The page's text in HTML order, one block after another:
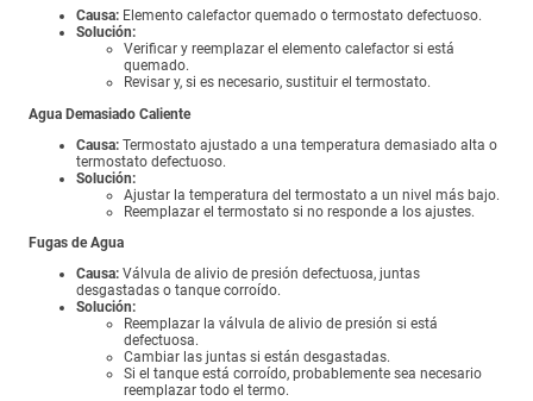
Causa: Elemento calefactor quemado o termostato defectuoso.
Solución:
Verificar y reemplazar el elemento calefactor si está
quemado.
Revisar y, si es necesario, sustituir el termostato.
Agua Demasiado Caliente
Causa: Termostato ajustado a una temperatura demasiado alta o
termostato defectuoso.
Solución:
Ajustar la temperatura del termostato a un nivel más bajo.
Reemplazar el termostato si no responde a los ajustes.
Fugas de Agua
Causa: Válvula de alivio de presión defectuosa, juntas
desgastadas o tanque corroído.
Solución:
Reemplazar la válvula de alivio de presión si está
defectuosa.
Cambiar las juntas si están desgastadas.
Si el tanque está corroído, probablemente sea necesario
reemplazar todo el termo.